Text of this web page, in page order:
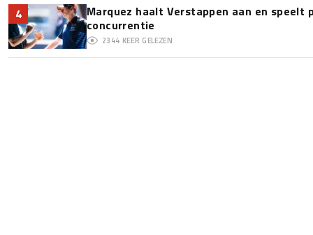
4
Marquez haalt Verstappen aan en speelt
concurrentie
2344 KEER GELEZEN